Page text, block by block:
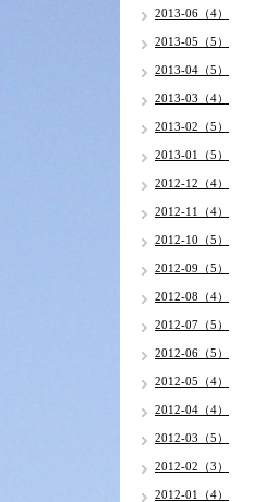
2013-06（4）
2013-05（5）
2013-04（5）
2013-03（4）
2013-02（5）
2013-01（5）
2012-12（4）
2012-11（4）
2012-10（5）
2012-09（5）
2012-08（4）
2012-07（5）
2012-06（5）
2012-05（4）
2012-04（4）
2012-03（5）
2012-02（3）
2012-01（4）